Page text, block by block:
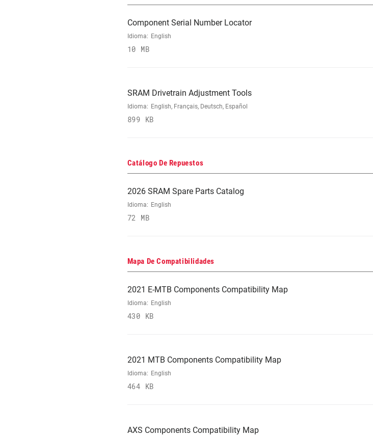
Component Serial Number Locator
Idioma: English
10 MB
SRAM Drivetrain Adjustment Tools
Idioma: English, Français, Deutsch, Español
899 KB
Catálogo De Repuestos
2026 SRAM Spare Parts Catalog
Idioma: English
72 MB
Mapa De Compatibilidades
2021 E-MTB Components Compatibility Map
Idioma: English
430 KB
2021 MTB Components Compatibility Map
Idioma: English
464 KB
AXS Components Compatibility Map